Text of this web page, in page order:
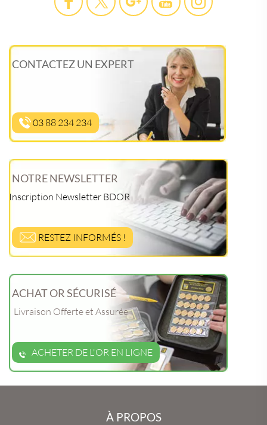
CONTACTEZ UN EXPERT
03 88 234 234
NOTRE NEWSLETTER
Inscription Newsletter BDOR
RESTEZ INFORMÉS !
ACHAT OR SÉCURISÉ
Livraison Offerte et Assurée
ACHETER DE L'OR EN LIGNE
À PROPOS